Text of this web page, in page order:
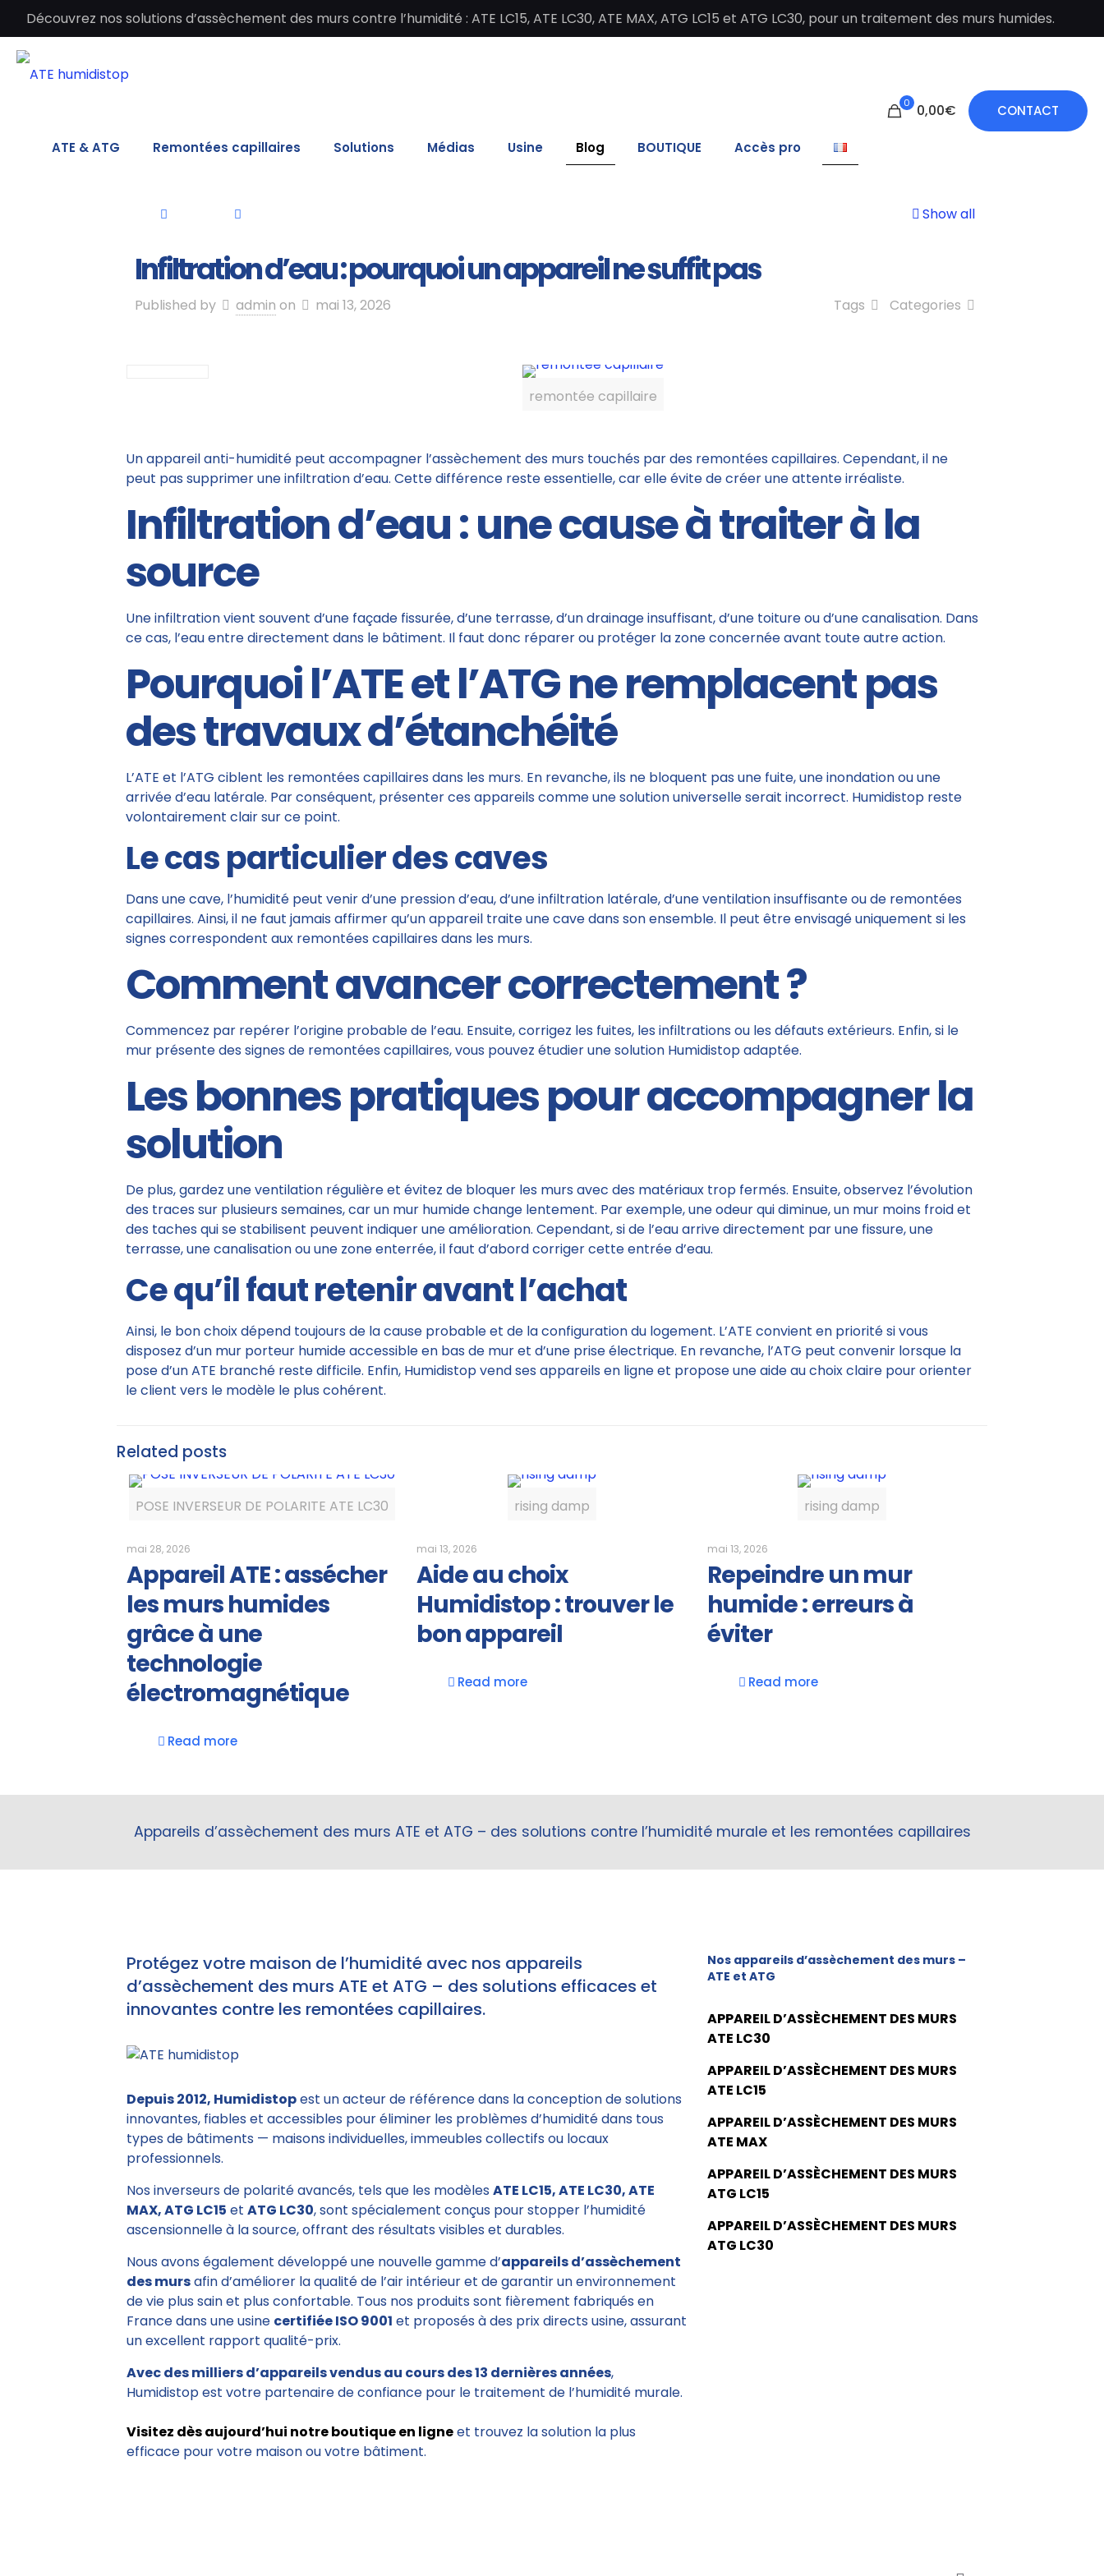
Découvrez nos solutions d’assèchement des murs contre l’humidité : ATE LC15, ATE LC30, ATE MAX, ATG LC15 et ATG LC30, pour un traitement des murs humides.
ATE & ATG Remontées capillaires Solutions Médias Usine Blog BOUTIQUE Accès pro
0 0,00€ CONTACT
Show all
Infiltration d’eau : pourquoi un appareil ne suffit pas
Published by admin on mai 13, 2026 Categories
Tags
remontée capillaire
Un appareil anti-humidité peut accompagner l’assèchement des murs touchés par des remontées capillaires. Cependant, il ne
peut pas supprimer une infiltration d’eau. Cette différence reste essentielle, car elle évite de créer une attente irréaliste.
Infiltration d’eau : une cause à traiter à la
source
Une infiltration vient souvent d’une façade fissurée, d’une terrasse, d’un drainage insuffisant, d’une toiture ou d’une canalisation. Dans
ce cas, l’eau entre directement dans le bâtiment. Il faut donc réparer ou protéger la zone concernée avant toute autre action.
Pourquoi l’ATE et l’ATG ne remplacent pas
des travaux d’étanchéité
L’ATE et l’ATG ciblent les remontées capillaires dans les murs. En revanche, ils ne bloquent pas une fuite, une inondation ou une
arrivée d’eau latérale. Par conséquent, présenter ces appareils comme une solution universelle serait incorrect. Humidistop reste
volontairement clair sur ce point.
Le cas particulier des caves
Dans une cave, l’humidité peut venir d’une pression d’eau, d’une infiltration latérale, d’une ventilation insuffisante ou de remontées
capillaires. Ainsi, il ne faut jamais affirmer qu’un appareil traite une cave dans son ensemble. Il peut être envisagé uniquement si les
signes correspondent aux remontées capillaires dans les murs.
Comment avancer correctement ?
Commencez par repérer l’origine probable de l’eau. Ensuite, corrigez les fuites, les infiltrations ou les défauts extérieurs. Enfin, si le
mur présente des signes de remontées capillaires, vous pouvez étudier une solution Humidistop adaptée.
Les bonnes pratiques pour accompagner la
solution
De plus, gardez une ventilation régulière et évitez de bloquer les murs avec des matériaux trop fermés. Ensuite, observez l’évolution
des traces sur plusieurs semaines, car un mur humide change lentement. Par exemple, une odeur qui diminue, un mur moins froid et
des taches qui se stabilisent peuvent indiquer une amélioration. Cependant, si de l’eau arrive directement par une fissure, une
terrasse, une canalisation ou une zone enterrée, il faut d’abord corriger cette entrée d’eau.
Ce qu’il faut retenir avant l’achat
Ainsi, le bon choix dépend toujours de la cause probable et de la configuration du logement. L’ATE convient en priorité si vous
disposez d’un mur porteur humide accessible en bas de mur et d’une prise électrique. En revanche, l’ATG peut convenir lorsque la
pose d’un ATE branché reste difficile. Enfin, Humidistop vend ses appareils en ligne et propose une aide au choix claire pour orienter
le client vers le modèle le plus cohérent.
Related posts
POSE INVERSEUR DE POLARITE ATE LC30
mai 28, 2026
Appareil ATE : assécher
les murs humides
grâce à une
technologie
électromagnétique
Read more
rising damp
mai 13, 2026
Aide au choix
Humidistop : trouver le
bon appareil
Read more
rising damp
mai 13, 2026
Repeindre un mur
humide : erreurs à
éviter
Read more
Appareils d’assèchement des murs ATE et ATG – des solutions contre l’humidité murale et les remontées capillaires
Protégez votre maison de l’humidité avec nos appareils
d’assèchement des murs ATE et ATG – des solutions efficaces et
innovantes contre les remontées capillaires.
Depuis 2012, Humidistopest un acteur de référence dans la conception de solutions
innovantes, fiables et accessibles pour éliminer les problèmes d’humidité dans tous
types de bâtiments — maisons individuelles, immeubles collectifs ou locaux
professionnels.
Nos inverseurs de polarité avancés, tels que les modèles ATE LC15, ATE LC30, ATE
MAX, ATG LC15 et ATG LC30, sont spécialement conçus pour stopper l’humidité
ascensionnelle à la source, offrant des résultats visibles et durables.
Nous avons également développé une nouvelle gamme d’appareils d’assèchement
des mursafin d’améliorer la qualité de l’air intérieur et de garantir un environnement
de vie plus sain et plus confortable. Tous nos produits sont fièrement fabriqués en
France dans une usine certifiée ISO 9001 et proposés à des prix directs usine, assurant
un excellent rapport qualité-prix.
Avec des milliers d’appareils vendus au cours des 13 dernières années,
Humidistop est votre partenaire de confiance pour le traitement de l’humidité murale.
Visitez dès aujourd’hui notre boutique en ligneet trouvez la solution la plus
efficace pour votre maison ou votre bâtiment.
Nos appareils d’assèchement des murs –
ATE et ATG
APPAREIL D’ASSÈCHEMENT DES MURS
ATE LC30
APPAREIL D’ASSÈCHEMENT DES MURS
ATE LC15
APPAREIL D’ASSÈCHEMENT DES MURS
ATE MAX
APPAREIL D’ASSÈCHEMENT DES MURS
ATG LC15
APPAREIL D’ASSÈCHEMENT DES MURS
ATG LC30